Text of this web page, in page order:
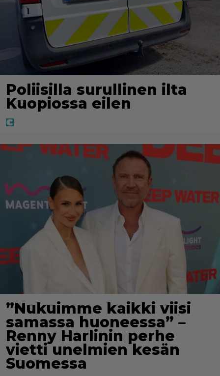
edelleen tuoreessa muistissa, hyvä sinä. Ihanan
nostalgista, eikö!
Jaa tuloksesi Facebookissa
Poliisilla surullinen ilta
Kuopiossa eilen
”Nukuimme kaikki viisi
samassa huoneessa” –
Renny Harlinin perhe
vietti unelmien kesän
Suomessa